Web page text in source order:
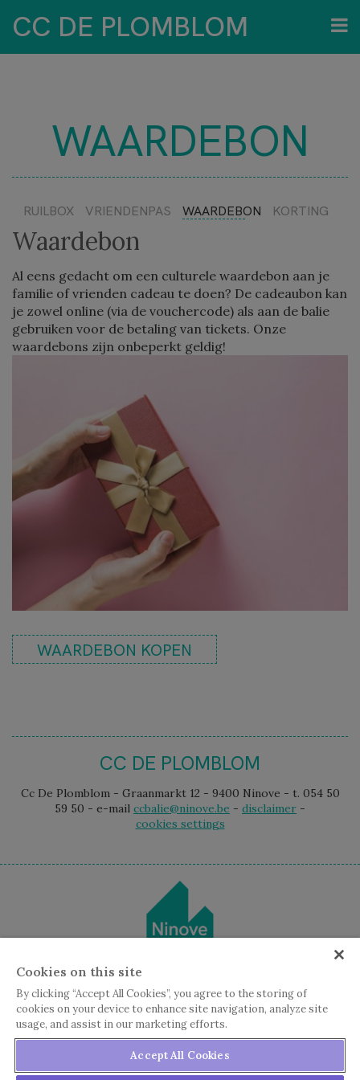
CC DE PLOMBLOM
WAARDEBON
RUILBOX VRIENDENPAS WAARDEBON KORTING
Waardebon
Al eens gedacht om een culturele waardebon aan je
familie of vrienden cadeau te doen? De cadeaubon kan
je zowel online (via de vouchercode) als aan de balie
gebruiken voor de betaling van tickets. Onze
waardebons zijn onbeperkt geldig!
WAARDEBON KOPEN
CC DE PLOMBLOM
Cc De Plomblom - Graanmarkt 12 - 9400 Ninove - t. 054 50
59 50 - e-mail ccbalie@ninove.be - disclaimer -
cookies settings
Cookies on this site
By clicking “Accept All Cookies”, you agree to the storing of
cookies on your device to enhance site navigation, analyze site
usage, and assist in our marketing efforts.
Accept All Cookies